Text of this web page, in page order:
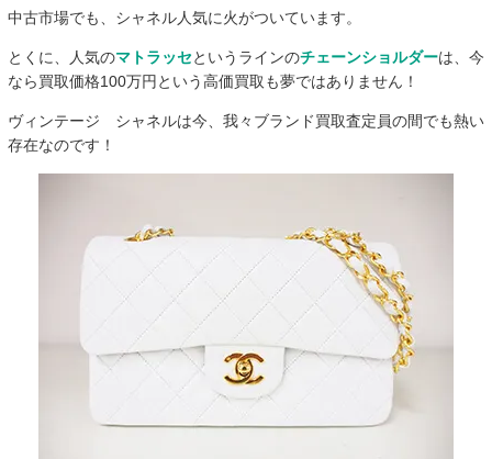
中古市場でも、シャネル人気に火がついています。
とくに、人気のマトラッセというラインのチェーンショルダーは、今
なら買取価格100万円という高価買取も夢ではありません！
ヴィンテージ シャネルは今、我々ブランド買取査定員の間でも熱い
存在なのです！